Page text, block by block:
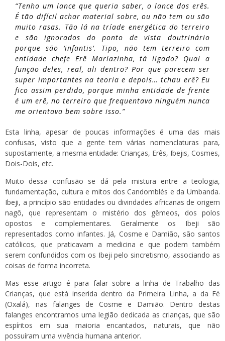
“Tenho um lance que queria saber, o lance dos erês.
É tão difícil achar material sobre, ou não tem ou são
muito rasas. Tão lá na tríade energética do terreiro
e são ignorados do ponto de vista doutrinário
porque são ‘infantis’. Tipo, não tem terreiro com
entidade chefe Erê Mariazinha, tá ligado? Qual a
função deles, real, ali dentro? Por que parecem ser
super importantes na teoria e depois… tchau erê? Eu
fico assim perdido, porque minha entidade de frente
é um erê, no terreiro que frequentava ninguém nunca
me orientava bem sobre isso.”
Esta linha, apesar de poucas informações é uma das mais
confusas, visto que a gente tem várias nomenclaturas para,
supostamente, a mesma entidade: Crianças, Erês, Ibejis, Cosmes,
Dois-Dois, etc.
Muito dessa confusão se dá pela mistura entre a teologia,
fundamentação, cultura e mitos dos Candomblés e da Umbanda.
Ibeji, a princípio são entidades ou divindades africanas de origem
nagô, que representam o mistério dos gêmeos, dos polos
opostos e complementares. Geralmente os Ibeji são
representados como infantes. Já, Cosme e Damião, são santos
católicos, que praticavam a medicina e que podem também
serem confundidos com os Ibeji pelo sincretismo, associando as
coisas de forma incorreta.
Mas esse artigo é para falar sobre a linha de Trabalho das
Crianças, que está inserida dentro da Primeira Linha, a da Fé
(Oxalá), nas falanges de Cosme e Damião. Dentro destas
falanges encontramos uma legião dedicada as crianças, que são
espíritos em sua maioria encantados, naturais, que não
possuíram uma vivência humana anterior.